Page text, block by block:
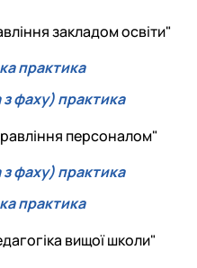
закладом освіти"
практика
фаху) практика
персоналом"
фаху) практика
практика
вищої школи"